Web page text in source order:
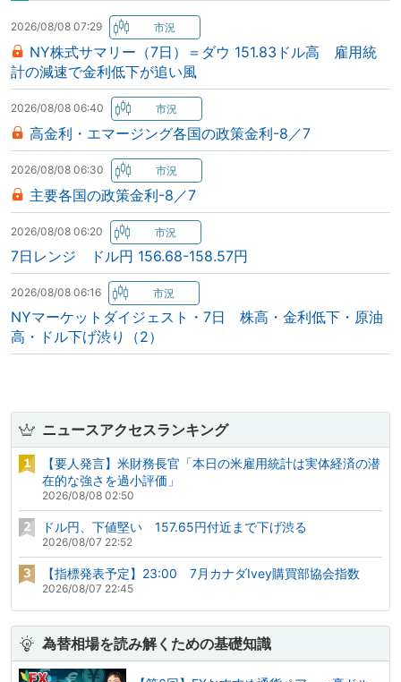
2026/08/08 07:29
NY株式サマリー（7日）＝ダウ 151.83ドル高 雇用統
計の減速で金利低下が追い風
2026/08/08 06:40
高金利・エマージング各国の政策金利-8／7
2026/08/08 06:30
主要各国の政策金利-8／7
2026/08/08 06:20
7日レンジ ドル円 156.68-158.57円
2026/08/08 06:16
NYマーケットダイジェスト・7日 株高・金利低下・原油
高・ドル下げ渋り（2）
ニュースアクセスランキング
【要人発言】米財務長官「本日の米雇用統計は実体経済の潜
在的な強さを過小評価」
2026/08/08 02:50
ドル円、下値堅い 157.65円付近まで下げ渋る
2026/08/07 22:52
【指標発表予定】23:00 7月カナダIvey購買部協会指数
2026/08/07 22:45
為替相場を読み解くための基礎知識